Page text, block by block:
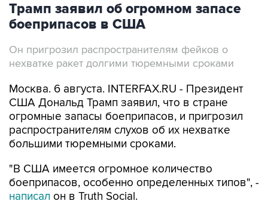
Трамп заявил об огромном запасе
боеприпасов в США
Он пригрозил распространителям фейков о
нехватке ракет долгими тюремными сроками
Москва. 6 августа. INTERFAX.RU - Президент
США Дональд Трамп заявил, что в стране
огромные запасы боеприпасов, и пригрозил
распространителям слухов об их нехватке
большими тюремными сроками.
"В США имеется огромное количество
боеприпасов, особенно определенных типов", -
написал он в Truth Social.